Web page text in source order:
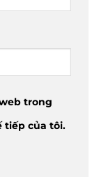
trong
tiếp của tôi.